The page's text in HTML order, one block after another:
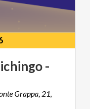
-
Grappa, 21,